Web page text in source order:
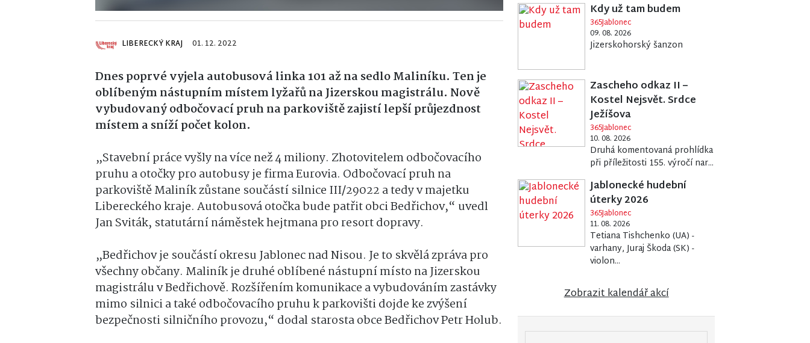
LIBERECKÝ KRAJ 01. 12. 2022
Dnes poprvé vyjela autobusová linka 101 až na sedlo Maliníku. Ten je
oblíbeným nástupním místem lyžařů na Jizerskou magistrálu. Nově
vybudovaný odbočovací pruh na parkoviště zajistí lepší průjezdnost
místem a sníží počet kolon.
„Stavební práce vyšly na více než 4 miliony. Zhotovitelem odbočovacího
pruhu a otočky pro autobusy je firma Eurovia. Odbočovací pruh na
parkoviště Maliník zůstane součástí silnice III/29022 a tedy v majetku
Libereckého kraje. Autobusová otočka bude patřit obci Bedřichov,“ uvedl
Jan Sviták, statutární náměstek hejtmana pro resort dopravy.
„Bedřichov je součástí okresu Jablonec nad Nisou. Je to skvělá zpráva pro
všechny občany. Maliník je druhé oblíbené nástupní místo na Jizerskou
magistrálu v Bedřichově. Rozšířením komunikace a vybudováním zastávky
mimo silnici a také odbočovacího pruhu k parkovišti dojde ke zvýšení
bezpečnosti silničního provozu,“ dodal starosta obce Bedřichov Petr Holub.
Kdy už tam budem
365Jablonec
09. 08. 2026
Jizerskohorský šanzon
Zascheho odkaz II –
Kostel Nejsvět. Srdce
Ježíšova
365Jablonec
10. 08. 2026
Druhá komentovaná prohlídka
při příležitosti 155. výročí nar...
Jablonecké hudební
úterky 2026
365Jablonec
11. 08. 2026
Tetiana Tishchenko (UA) -
varhany, Juraj Škoda (SK) -
violon...
Zobrazit kalendář akcí